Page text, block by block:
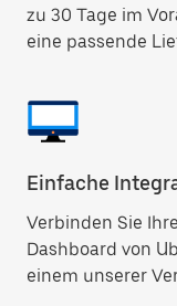
zu 30 Tage im
eine passende
Einfache
Verbinden Sie
Dashboard von
einem unserer